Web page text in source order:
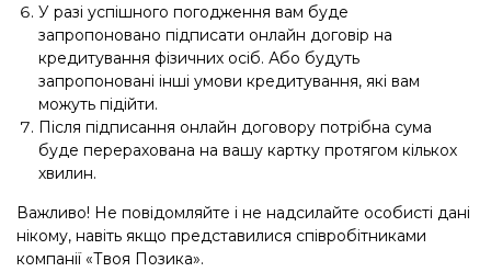
У разі успішного погодження вам буде
запропоновано підписати онлайн договір на
кредитування фізичних осіб. Або будуть
запропоновані інші умови кредитування, які вам
можуть підійти.
Після підписання онлайн договору потрібна сума
буде перерахована на вашу картку протягом кількох
хвилин.
Важливо! Не повідомляйте і не надсилайте особисті дані
нікому, навіть якщо представилися співробітниками
компанії «Твоя Позика».